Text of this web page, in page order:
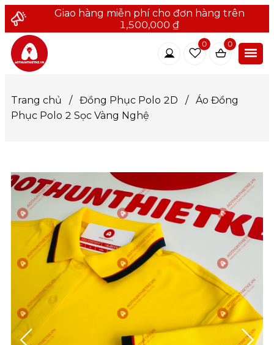
Giao hàng miễn phí cho đơn hàng trên
1,500,000 ₫
0 0
Trang chủ / Đồng Phục Polo 2D /
Áo Đồng
Phục Polo 2 Sọc Vàng Nghệ